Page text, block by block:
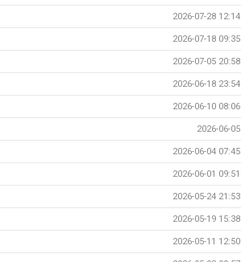
2026-07-28 12:14
2026-07-18 09:35
2026-07-05 20:58
2026-06-18 23:54
2026-06-10 08:06
2026-06-05
2026-06-04 07:45
2026-06-01 09:51
2026-05-24 21:53
2026-05-19 15:38
2026-05-11 12:50